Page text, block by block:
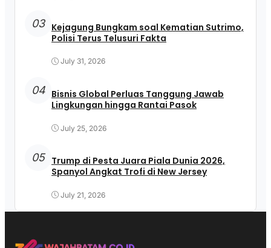
03 Kejagung Bungkam soal Kematian Sutrimo,
Polisi Terus Telusuri Fakta
July 31, 2026
04 Bisnis Global Perluas Tanggung Jawab
Lingkungan hingga Rantai Pasok
July 25, 2026
05 Trump di Pesta Juara Piala Dunia 2026,
Spanyol Angkat Trofi di New Jersey
July 21, 2026